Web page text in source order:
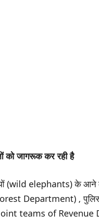
को जागरूक कर रही है
(wild elephants) के आने
Department) ,
teams of Revenue